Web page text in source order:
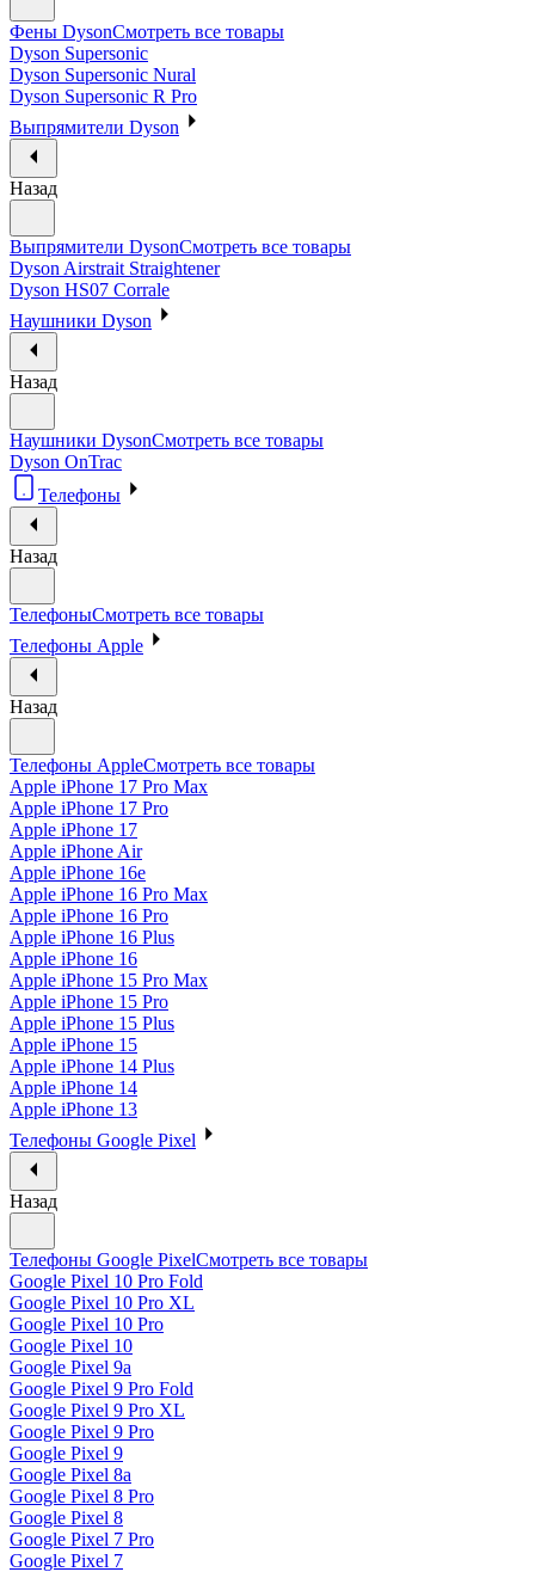
Фены DysonСмотреть все товары
Dyson Supersonic
Dyson Supersonic Nural
Dyson Supersonic R Pro
Выпрямители Dyson
Назад
Выпрямители DysonСмотреть все товары
Dyson Airstrait Straightener
Dyson HS07 Corrale
Наушники Dyson
Назад
Наушники DysonСмотреть все товары
Dyson OnTrac
Телефоны
Назад
ТелефоныСмотреть все товары
Телефоны Apple
Назад
Телефоны AppleСмотреть все товары
Apple iPhone 17 Pro Max
Apple iPhone 17 Pro
Apple iPhone 17
Apple iPhone Air
Apple iPhone 16e
Apple iPhone 16 Pro Max
Apple iPhone 16 Pro
Apple iPhone 16 Plus
Apple iPhone 16
Apple iPhone 15 Pro Max
Apple iPhone 15 Pro
Apple iPhone 15 Plus
Apple iPhone 15
Apple iPhone 14 Plus
Apple iPhone 14
Apple iPhone 13
Телефоны Google Pixel
Назад
Телефоны Google PixelСмотреть все товары
Google Pixel 10 Pro Fold
Google Pixel 10 Pro XL
Google Pixel 10 Pro
Google Pixel 10
Google Pixel 9a
Google Pixel 9 Pro Fold
Google Pixel 9 Pro XL
Google Pixel 9 Pro
Google Pixel 9
Google Pixel 8a
Google Pixel 8 Pro
Google Pixel 8
Google Pixel 7 Pro
Google Pixel 7